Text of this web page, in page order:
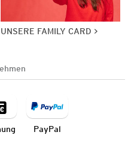
UNSERE FAMILY CARD
PayPal